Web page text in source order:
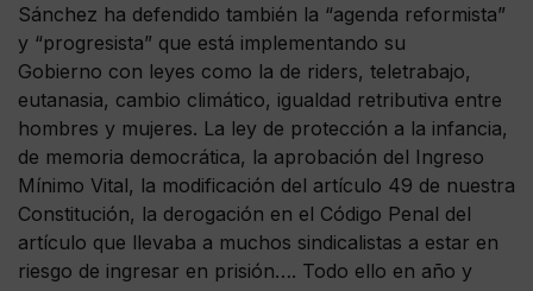
Sánchez ha defendido también la “agenda reformista”
y “progresista” que está implementando su
Gobierno con leyes como la de riders, teletrabajo,
eutanasia, cambio climático, igualdad retributiva entre
hombres y mujeres. La ley de protección a la infancia,
de memoria democrática, la aprobación del Ingreso
Mínimo Vital, la modificación del artículo 49 de nuestra
Constitución, la derogación en el Código Penal del
artículo que llevaba a muchos sindicalistas a estar en
riesgo de ingresar en prisión…. Todo ello en año y